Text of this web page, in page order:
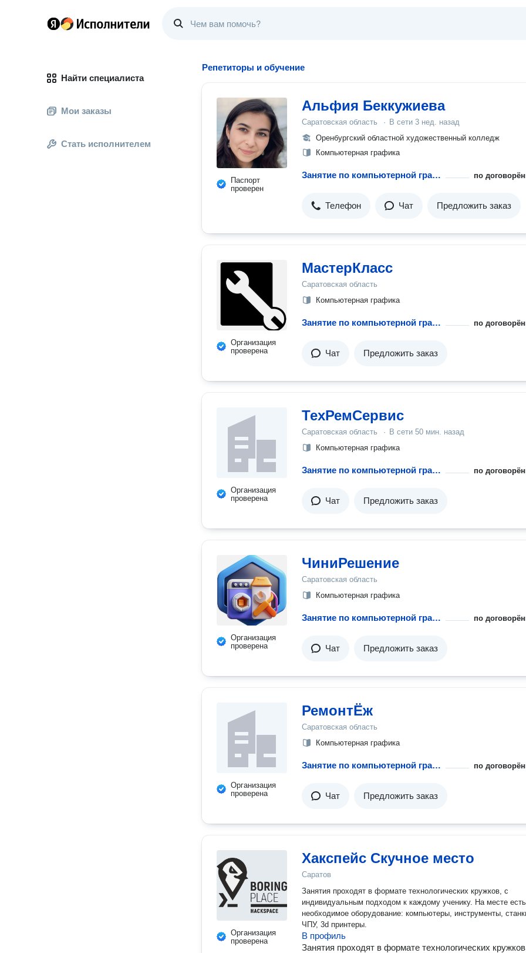
Найти специалиста
Мои заказы
Стать исполнителем
Репетиторы и обучение
Паспорт
проверен
Альфия Беккужиева
Саратовская область · В сети 3 нед. назад
Оренбургский областной художественный колледж
Компьютерная графика
Занятие по компьютерной графике по
Телефон Чат Предложить заказ
Организация
проверена
МастерКласс
Саратовская область
Компьютерная графика
Занятие по компьютерной графике по
Чат Предложить заказ
Организация
проверена
ТехРемСервис
Саратовская область · В сети 50 мин. назад
Компьютерная графика
Занятие по компьютерной графике по
Чат Предложить заказ
Организация
проверена
ЧиниРешение
Саратовская область
Компьютерная графика
Занятие по компьютерной графике по
Чат Предложить заказ
Организация
проверена
РемонтЁж
Саратовская область
Компьютерная графика
Занятие по компьютерной графике по
Чат Предложить заказ
Организация
проверена
Хакспейс Скучное место
Саратов
Занятия проходят в формате технологических кружков, с
индивидуальным подходом к каждому ученику. На месте
необходимое оборудование: компьютеры, инструменты,
ЧПУ, 3d принтеры.
В профиль
Занятия проходят в формате технологических